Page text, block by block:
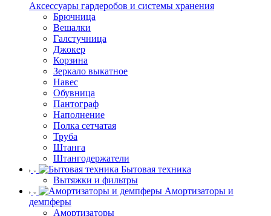
Аксессуары гардеробов и системы хранения
Брючница
Вешалки
Галстучница
Джокер
Корзина
Зеркало выкатное
Навес
Обувница
Пантограф
Наполнение
Полка сетчатая
Труба
Штанга
Штангодержатели
Бытовая техника
Вытяжки и фильтры
Амортизаторы и
демпферы
Амортизаторы